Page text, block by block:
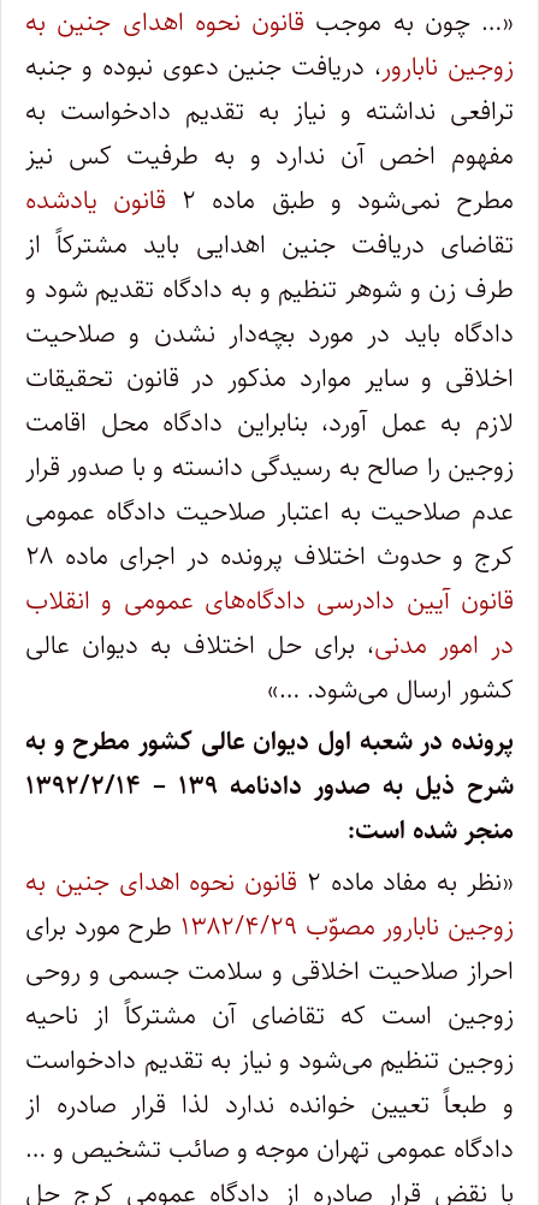
«… چون به موجب قانون نحوه اهدای جنین به
زوجین نابارور، دریافت جنین دعوی نبوده و جنبه
ترافعی نداشته و نیاز به تقدیم دادخواست به
مفهوم اخص آن ندارد و به طرفیت کس نیز
مطرح نمی‌شود و طبق ماده ۲
قانون یادشده
تقاضای دریافت جنین اهدایی باید مشترکاً از
طرف زن و شوهر تنظیم و به دادگاه تقدیم شود و
دادگاه باید در مورد بچه‌دار نشدن و صلاحیت
اخلاقی و سایر موارد مذکور در قانون تحقیقات
لازم به عمل آورد، بنابراین دادگاه محل اقامت
زوجین را صالح به رسیدگی دانسته و با صدور قرار
عدم صلاحیت به اعتبار صلاحیت دادگاه عمومی
کرج و حدوث اختلاف پرونده در اجرای ماده ۲۸
قانون آیین دادرسی دادگاه‌های عمومی و انقلاب
در امور مدنی، برای حل اختلاف به دیوان عالی
کشور ارسال می‌شود. …»
پرونده در شعبه اول دیوان عالی کشور مطرح و به
شرح ذیل به صدور دادنامه ۱۳۹ – ۱۳۹۲/۲/۱۴
منجر شده است:
«نظر به مفاد ماده ۲
قانون نحوه اهدای جنین به
زوجین نابارور مصوّب ۱۳۸۲/۴/۲۹
طرح مورد برای
احراز صلاحیت اخلاقی و سلامت جسمی و روحی
زوجین است که تقاضای آن مشترکاً از ناحیه
زوجین تنظیم می‌شود و نیاز به تقدیم دادخواست
و طبعاً تعیین خوانده ندارد لذا قرار صادره از
دادگاه عمومی تهران موجه و صائب تشخیص و …
با نقض قرار صادره از دادگاه عمومی کرج حل